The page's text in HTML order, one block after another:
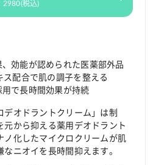
2980(税込)
効能が認められた医薬部外品
配合で肌の調子を整える
で長時間効果が持続
デオドラントクリーム」は制
から抑える薬用デオドラント
ノ化したマイクロクリームが肌
ニオイを長時間抑えます。